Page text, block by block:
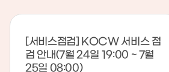
[서비스점검] KOCW 서비스 점
검 안내(7월 24일 19:00 ~ 7월
25일 08:00)